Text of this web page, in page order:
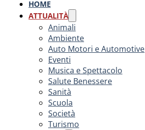
HOME
ATTUALITÀ
Animali
Ambiente
Auto Motori e Automotive
Eventi
Musica e Spettacolo
Salute Benessere
Sanità
Scuola
Società
Turismo